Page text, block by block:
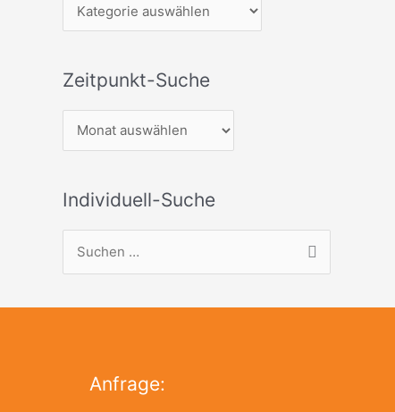
Zeitpunkt-Suche
Individuell-Suche
c
Anfrage: